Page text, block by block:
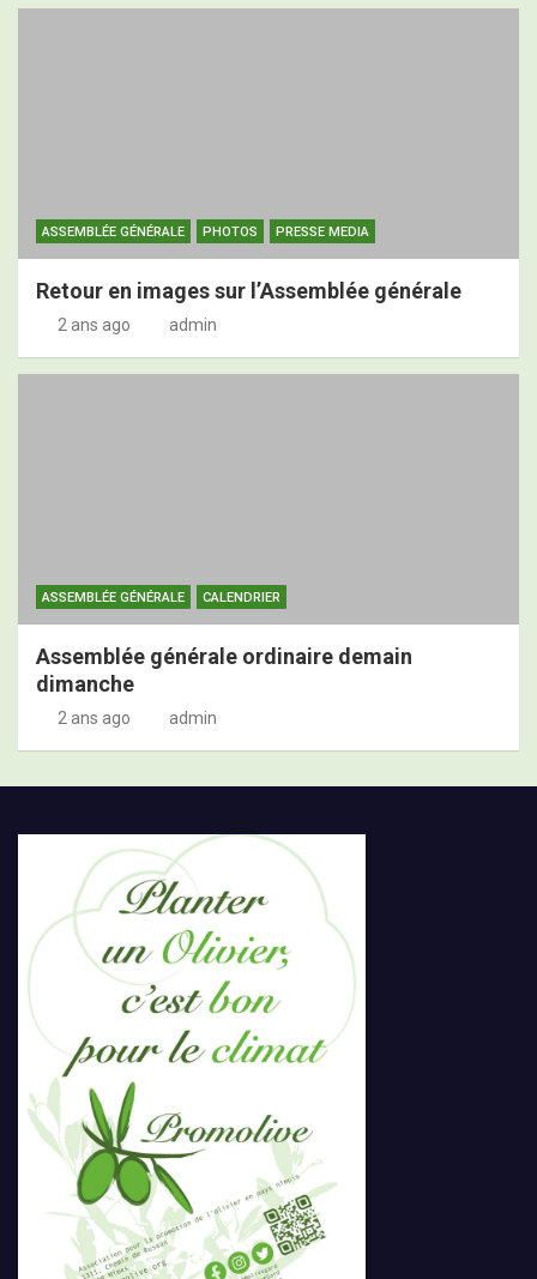
ASSEMBLÉE GÉNÉRALE PHOTOS PRESSE MEDIA
Retour en images sur l’Assemblée générale
2 ans ago admin
ASSEMBLÉE GÉNÉRALE CALENDRIER
Assemblée générale ordinaire demain
dimanche
2 ans ago admin